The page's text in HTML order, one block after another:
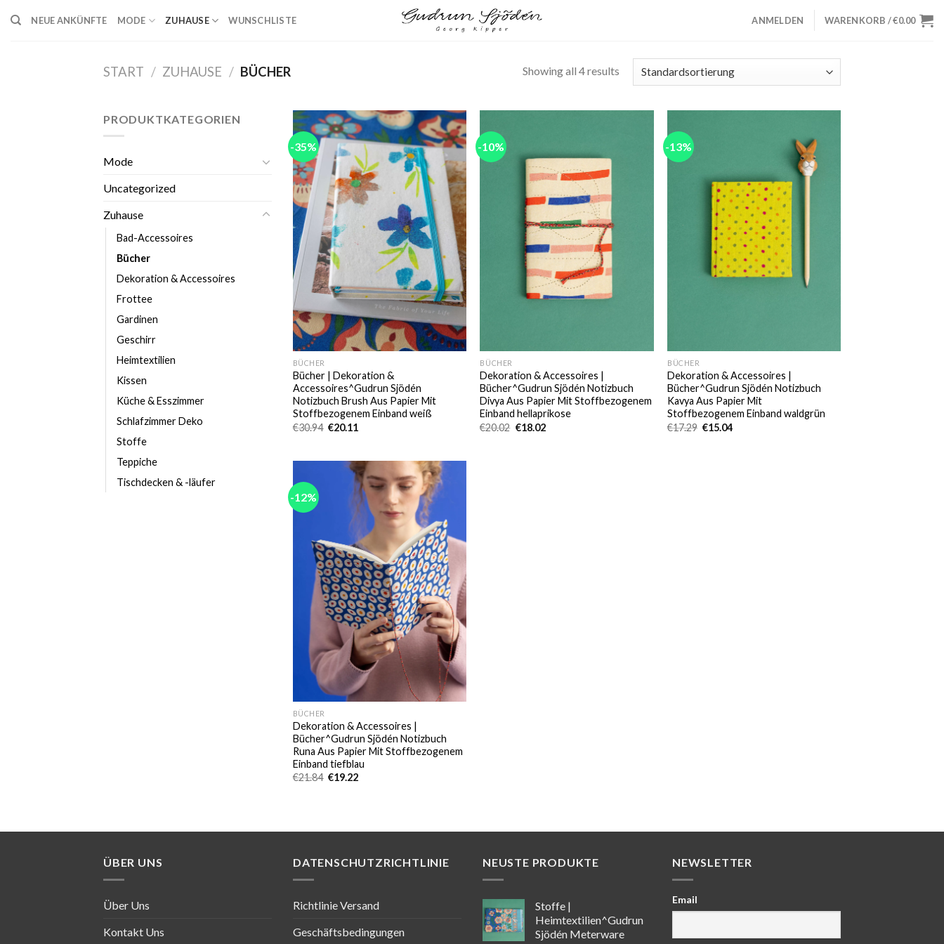
NEUE ANKÜNFTE MODE ZUHAUSE WUNSCHLISTE ANMELDEN WARENKORB /€0.00
START / ZUHAUSE / BÜCHER Showing all 4 results
PRODUKTKATEGORIEN
Mode
Uncategorized
Zuhause
Bad-Accessoires
Bücher
Dekoration & Accessoires
Frottee
Gardinen
Geschirr
Heimtextilien
Kissen
Küche & Esszimmer
Schlafzimmer Deko
Stoffe
Teppiche
Tischdecken & -läufer
-35%
Add to
wishlist
BÜCHER
Bücher | Dekoration &
Accessoires^Gudrun Sjödén
Notizbuch Brush Aus Papier Mit
Stoffbezogenem Einband weiß
€30.94 Ursprünglicher
€20.11
-10%
BÜCHER
Dekoration & Accessoires |
Bücher^Gudrun Sjödén Notizbuch
Divya Aus Papier Mit Stoffbezogenem
Einband hellaprikose
€20.02 Ursprünglicher
€18.02Aktueller
-13%
Add to
wishlist
BÜCHER
Dekoration & Accessoires |
Bücher^Gudrun Sjödén Notizbuch
Kavya Aus Papier Mit
Stoffbezogenem Einband waldgrün
€17.29 Ursprünglicher
€15.04Aktueller
-12%
Add to
wishlist
BÜCHER
Dekoration & Accessoires |
Bücher^Gudrun Sjödén Notizbuch
Runa Aus Papier Mit Stoffbezogenem
Einband tiefblau
€21.84 Ursprünglicher
€19.22Aktueller
ÜBER UNS
Über Uns
Kontakt Uns
DATENSCHUTZRICHTLINIE
Richtlinie Versand
Geschäftsbedingungen
NEUSTE PRODUKTE
Stoffe |
Heimtextilien^Gudrun
Sjödén Meterware
NEWSLETTER
Email